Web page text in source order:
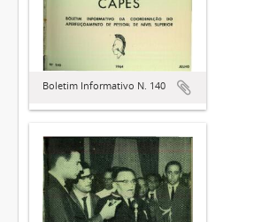
Boletim Informativo N. 140